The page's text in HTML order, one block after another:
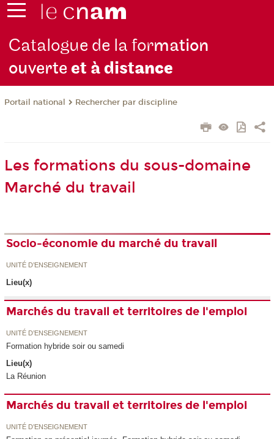
Catalogue de la formation
ouverteet à distance
Portail national Rechercher par discipline
Les formations du sous-domaine
Marché du travail
Socio-économie du marché du travail
UNITÉ D’ENSEIGNEMENT
Lieu(x)
Marchés du travail et territoires de l'emploi
UNITÉ D’ENSEIGNEMENT
Formation hybride soir ou samedi
Lieu(x)
La Réunion
Marchés du travail et territoires de l'emploi
UNITÉ D’ENSEIGNEMENT